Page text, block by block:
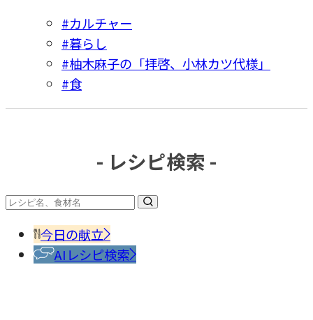
#カルチャー
#暮らし
#柚木麻子の「拝啓、小林カツ代様」
#食
- レシピ検索 -
今日の献立
AIレシピ検索